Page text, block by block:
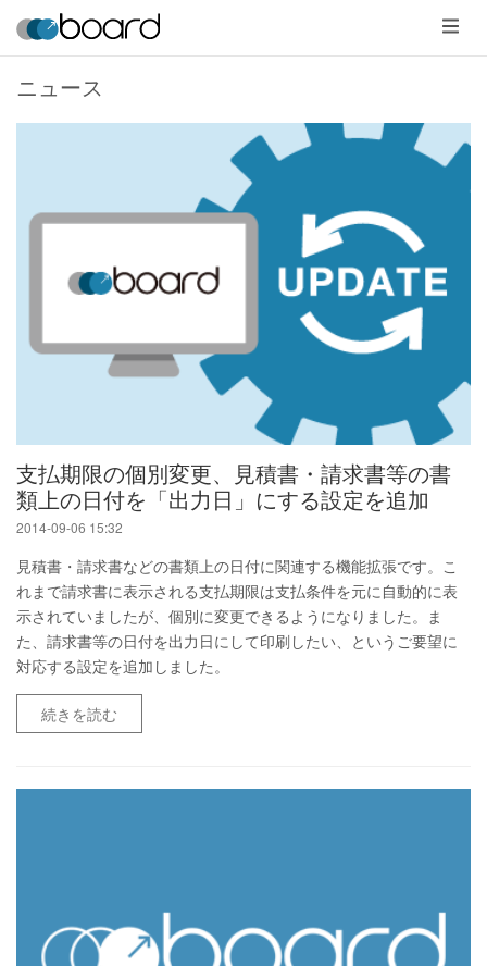
メ
ニ
ュ
ー
ニュース
支払期限の個別変更、見積書・請求書等の書
類上の日付を「出力日」にする設定を追加
2014-09-06 15:32
見積書・請求書などの書類上の日付に関連する機能拡張です。こ
れまで請求書に表示される支払期限は支払条件を元に自動的に表
示されていましたが、個別に変更できるようになりました。ま
た、請求書等の日付を出力日にして印刷したい、というご要望に
対応する設定を追加しました。
続きを読む